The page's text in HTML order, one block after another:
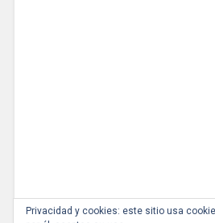
Privacidad y cookies: este sitio usa